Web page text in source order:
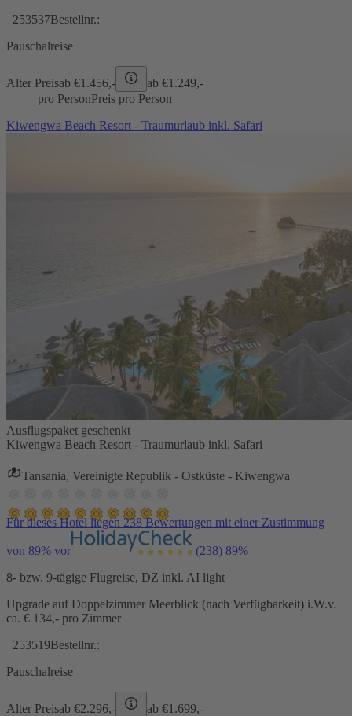
253537Bestellnr.:
Pauschalreise
Alter Preisab €1.456,- ab €1.249,-
pro PersonPreis pro Person
Kiwengwa Beach Resort - Traumurlaub inkl. Safari
Ausflugspaket geschenkt
Kiwengwa Beach Resort - Traumurlaub inkl. Safari
Tansania, Vereinigte Republik - Ostküste - Kiwengwa
Für dieses Hotel liegen 238 Bewertungen mit einer Zustimmung
von 89% vor (238) 89%
8- bzw. 9-tägige Flugreise, DZ inkl. AI light
Upgrade auf Doppelzimmer Meerblick (nach Verfügbarkeit) i.W.v.
ca. € 134,- pro Zimmer
253519Bestellnr.:
Pauschalreise
Alter Preisab €2.296,- ab €1.699,-